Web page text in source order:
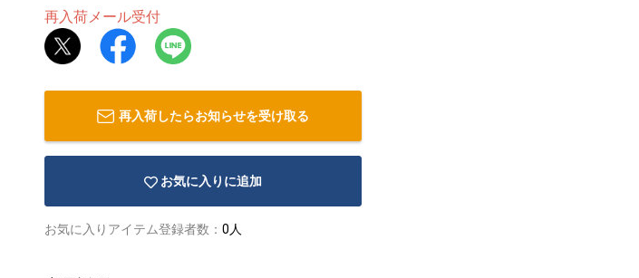
再入荷メール受付
再入荷したらお知らせを受け取る
お気に入りに追加
お気に入りアイテム登録者数： 0人